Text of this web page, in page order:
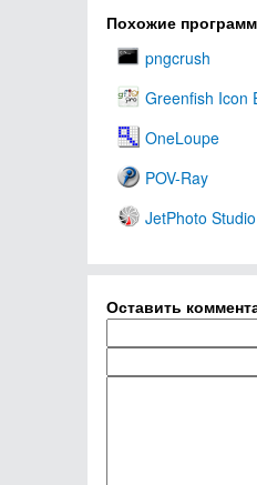
Похожие
pngcrush
Greenfish Icon
OneLoupe
POV-Ray
JetPhoto Studio
Оставить